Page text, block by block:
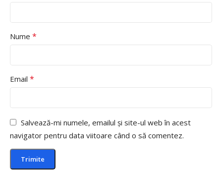
Nume *
Email *
Salvează-mi numele, emailul și site-ul web în acest
navigator pentru data viitoare când o să comentez.